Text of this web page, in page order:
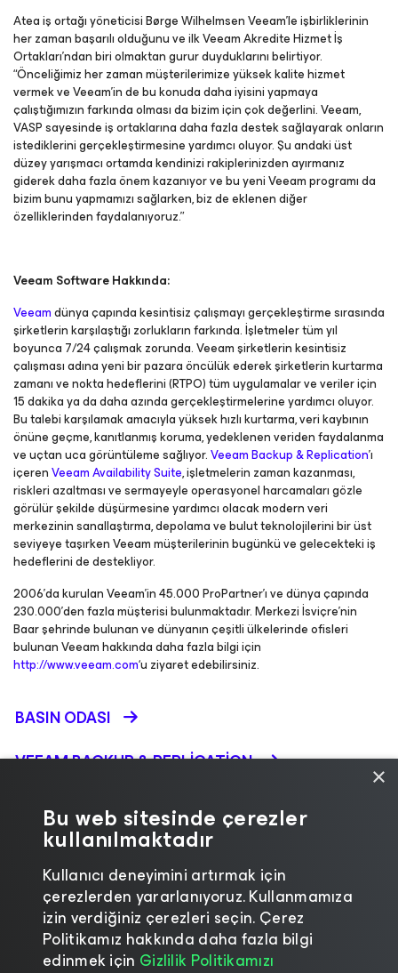
Atea iş ortağı yöneticisi Børge Wilhelmsen Veeam’le işbirliklerinin
her zaman başarılı olduğunu ve ilk Veeam Akredite Hizmet İş
Ortakları’ndan biri olmaktan gurur duyduklarını belirtiyor.
“Önceliğimiz her zaman müşterilerimize yüksek kalite hizmet
vermek ve Veeam’in de bu konuda daha iyisini yapmaya
çalıştığımızın farkında olması da bizim için çok değerlini. Veeam,
VASP sayesinde iş ortaklarına daha fazla destek sağlayarak onların
istediklerini gerçekleştirmesine yardımcı oluyor. Şu andaki üst
düzey yarışmacı ortamda kendinizi rakiplerinizden ayırmanız
giderek daha fazla önem kazanıyor ve bu yeni Veeam programı da
bizim bunu yapmamızı sağlarken, biz de eklenen diğer
özelliklerinden faydalanıyoruz.”
Veeam Software Hakkında:
Veeamdünya çapında kesintisiz çalışmayı gerçekleştirme sırasında
şirketlerin karşılaştığı zorlukların farkında. İşletmeler tüm yıl
boyunca 7/24 çalışmak zorunda. Veeam şirketlerin kesintisiz
çalışması adına yeni bir pazara öncülük ederek şirketlerin kurtarma
zamanı ve nokta hedeflerini (RTPO) tüm uygulamalar ve veriler için
15 dakika ya da daha azında gerçekleştirmelerine yardımcı oluyor.
Bu talebi karşılamak amacıyla yüksek hızlı kurtarma, veri kaybının
önüne geçme, kanıtlanmış koruma, yedeklenen veriden faydalanma
ve uçtan uca görüntüleme sağlıyor.Veeam Backup & Replication’ı
içerenVeeam Availability Suite, işletmelerin zaman kazanması,
riskleri azaltması ve sermayeyle operasyonel harcamaları gözle
görülür şekilde düşürmesine yardımcı olacak modern veri
merkezinin sanallaştırma, depolama ve bulut teknolojilerini bir üst
seviyeye taşırken Veeam müşterilerinin bugünkü ve gelecekteki iş
hedeflerini de destekliyor.
2006’da kurulan Veeam’in 45.000 ProPartner’ı ve dünya çapında
230.000’den fazla müşterisi bulunmaktadır. Merkezi İsviçre’nin
Baar şehrinde bulunan ve dünyanın çeşitli ülkelerinde ofisleri
bulunan Veeam hakkında daha fazla bilgi için
http://www.veeam.com‘u ziyaret edebilirsiniz.
BASIN ODASI
VEEAM BACKUP &REPLICATION
WEB SEMINERLERI
ÜRÜN TANITIMLARI
WHITE PAPER'LAR
×
Bu web sitesinde çerezler
kullanılmaktadır
Kullanıcı deneyimini artırmak için
çerezlerden yararlanıyoruz. Kullanmamıza
izin verdiğiniz çerezleri seçin. Çerez
Politikamız hakkında daha fazla bilgi
edinmek için Gizlilik Politikamızı